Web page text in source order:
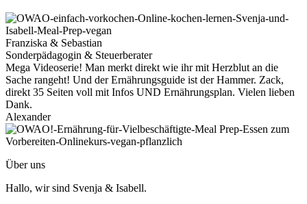
Franziska & Sebastian
Sonderpädagogin & Steuerberater
Mega Videoserie! Man merkt direkt wie ihr mit Herzblut an die
Sache rangeht! Und der Ernährungsguide ist der Hammer. Zack,
direkt 35 Seiten voll mit Infos UND Ernährungsplan. Vielen lieben
Dank.
Alexander
Über uns
Hallo, wir sind Svenja & Isabell.